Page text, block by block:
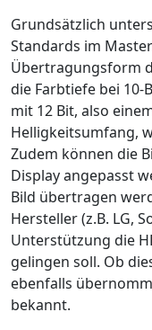
Grundsätzlich
Standards im
Übertragungsform
die Farbtiefe bei 10-
mit 12 Bit, also
Helligkeitsumfang,
Zudem können die
Display angepasst
Bild übertragen
Hersteller (z.B. LG,
Unterstützung die
gelingen soll. Ob
ebenfalls
bekannt.